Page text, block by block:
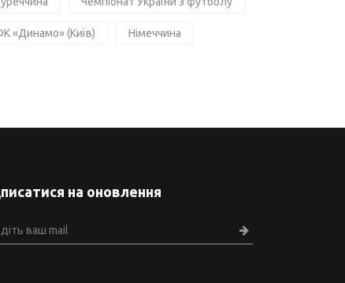
«Динамо» (Київ) Німеччина
на оновлення